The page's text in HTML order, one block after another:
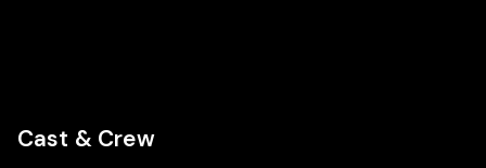
Cast & Crew